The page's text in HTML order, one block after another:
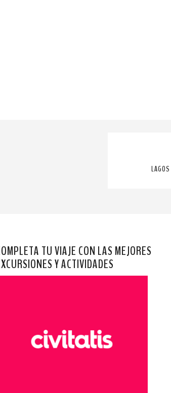
TU VIAJE CON LAS MEJORES
Y ACTIVIDADES